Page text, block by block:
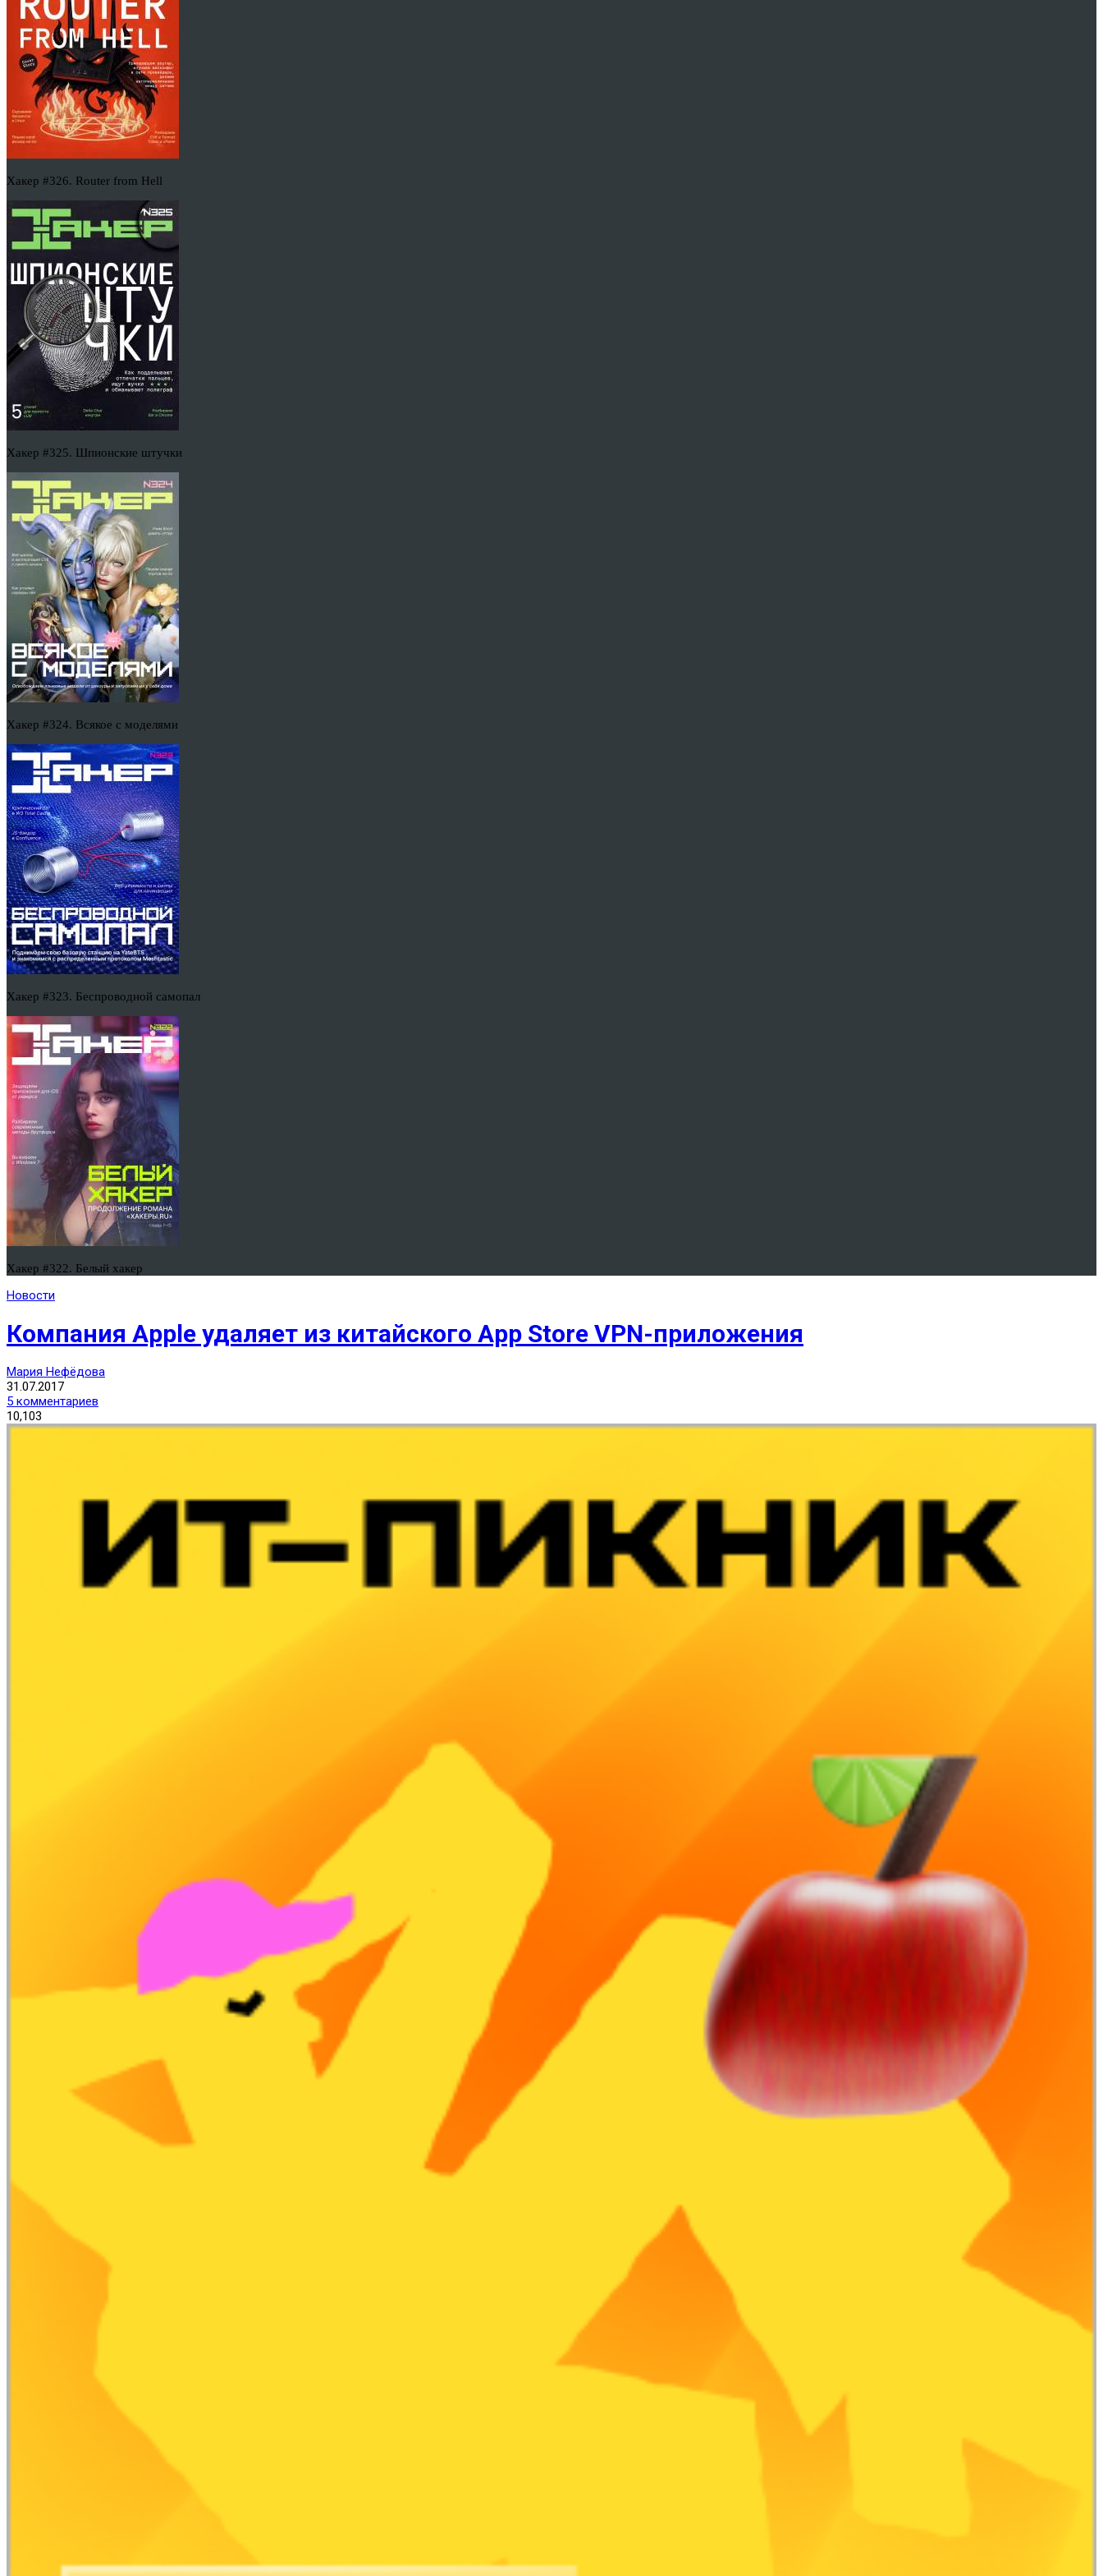
Хакер #326. Router from Hell
Хакер #325. Шпионские штучки
Хакер #324. Всякое с моделями
Хакер #323. Беспроводной самопал
Хакер #322. Белый хакер
Новости
Компания Apple удаляет из китайского App Store VPN-приложения
Мария Нефёдова
31.07.2017
5 комментариев
10,103